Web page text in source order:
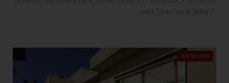
"המלאכים של שניר", תחת…
סגנון ועיצוב